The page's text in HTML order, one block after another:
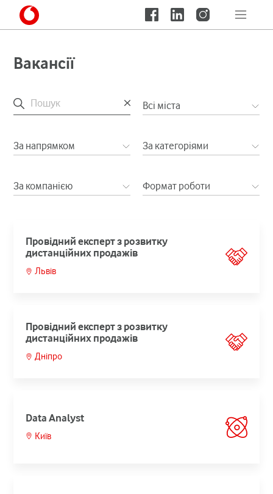
Вакансії
Всі міста
За напрямком За категоріями
За компанією Формат роботи
Провідний експерт з розвитку
дистанційних продажів
Львів
Провідний експерт з розвитку
дистанційних продажів
Дніпро
Data Analyst
Київ